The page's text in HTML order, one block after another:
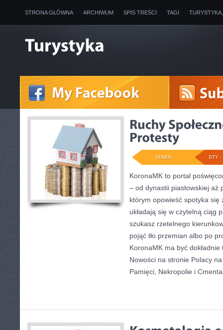
STRONA GŁÓWNA ARCHIWUM SPIS TREŚCI TAGI
STY -
ADMIN
KoronaMK to portal
– od dynastii piastowskiej aż
którym opowieść spotyka się
układają się w czytelną ciąg
szukasz rzetelnego
pojąć tło przemian albo po
KoronaMK ma być
Nowości na stronie Polacy
Pamięci, Nekropolie i